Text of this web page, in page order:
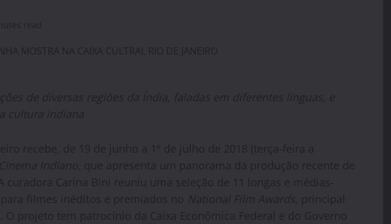
read
de diversas regiões da Índia, faladas em diferentes línguas, e
cultura indiana
recebe, de 19 de junho a 1º de julho de 2018 (terça-feira a
Indiano, que apresenta um panorama da produção recente de
curadora Carina Bini reuniu uma seleção de 11 longas e médias-
filmes inéditos e premiados no National Film Awards, principal
projeto tem patrocínio da Caixa Econômica Federal e do Governo